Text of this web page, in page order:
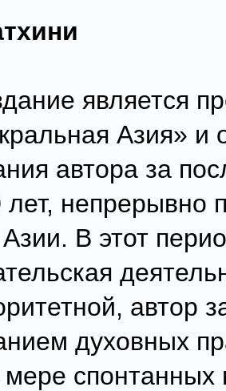
является
Азия» и
автора за
лет, непрерывно
В этот
автор
духовных
спонтанных